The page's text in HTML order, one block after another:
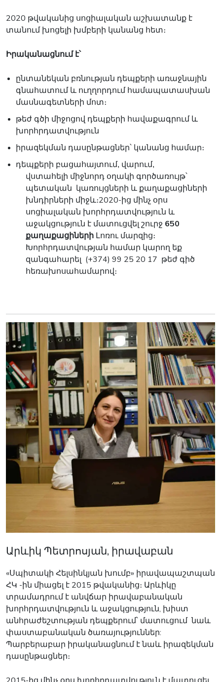
2020 թվականից սոցիալական աշխատանք է
տանում խոցելի խմբերի կանանց հետ։
Իրականացնում է՝
ընտանեկան բռնության դեպքերի առաջնային
գնահատում և ուղղորդում համապատասխան
մասնագետների մոտ։
թեժ գծի միջոցով դեպքերի հավաքագրում և
խորհրդատվություն
իրազեկման դասընթացներ՝ կանանց համար։
դեպքերի բացահայտում, վարում,
վստահելի միջնորդ օղակի գործառույթ՝
պետական կառույցների և քաղաքացիների
խնդիրների միջև։2020-ից մինչ օրս
սոցիալական խորհրդատվություն և
աջակցություն է մատուցվել շուրջ 650
քաղաքացիների Լոռու մարզից։
Խորհրդատվության համար կարող եք
զանգահարել (+374) 99 25 20 17 թեժ գիծ
հեռախոսահամարով։
Արևիկ Պետրոսյան, իրավաբան
«Սպիտակի Հելսինկյան խումբ» իրավապաշտպան
ՀԿ -ին միացել է 2015 թվականից։ Արևիկը
տրամադրում է անվճար իրավաբանական
խորհրդատվություն և աջակցություն, խիստ
անհրաժեշտության դեպքերում՝ մատուցում նաև
փաստաբանական ծառայություններ:
Պարբերաբար իրականացնում է նաև իրազեկման
դասընթացներ։